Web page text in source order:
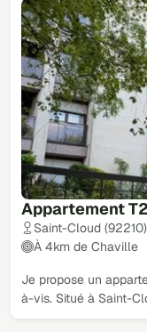
Appartement
Saint-Cloud (92210)
À 4km de Chaville
Je propose un
à-vis. Situé à Saint-